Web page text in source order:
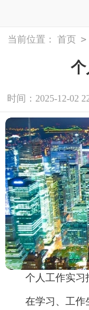
当前位置： 首页 >
时间：2025-12-02
个人工作实习
在学习、工作